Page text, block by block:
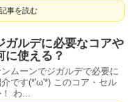
記事を読む
ガルデに必要なコアや
に使える？
ムーンでジガルデで必要に
です(*'ω'*) このコア・セル
わ...